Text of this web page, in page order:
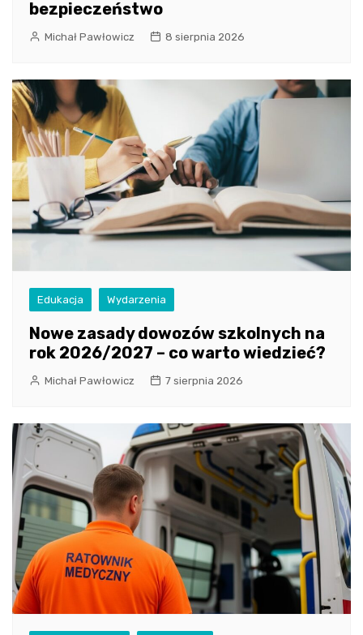
bezpieczeństwo
Michał Pawłowicz 8 sierpnia 2026
Edukacja Wydarzenia
Nowe zasady dowozów szkolnych na
rok 2026/2027 – co warto wiedzieć?
Michał Pawłowicz 7 sierpnia 2026